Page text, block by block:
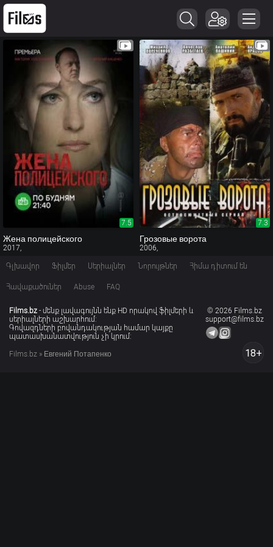
7.5
Жена полицейского
2017,
7.3
Грозовые ворота
2006,
Գլխավոր Ֆիլմեր Սերիալներ Նորույթներ Հիմա դիտում են
Հավաքածուներ Abuse FAQ
© 2026 Films.bz
support@films.bz
18+
Films.bz - մենք լավագույնն ենք HD որակով ֆիլմերի և
սերիալների աշխարհում:
Գովազդների բովանդակության համար կայքը
պատասխանատվություն չի կրում:
Films.bz » Евгений Потапенко